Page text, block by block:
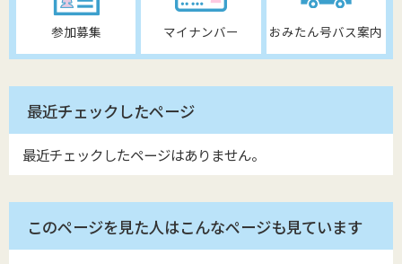
参加募集 マイナンバー おみたん号バス案内
最近チェックしたページ
最近チェックしたページはありません。
このページを見た人はこんなページも見ています